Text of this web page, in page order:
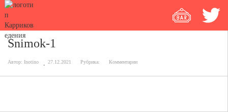
Snimok-1
Автор: Inotino 27.12.2021 Рубрика: Комментарии